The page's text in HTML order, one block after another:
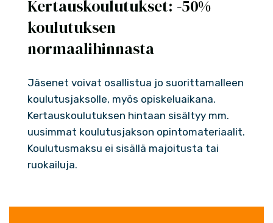
Kertauskoulutukset: -50%
koulutuksen
normaalihinnasta
Jäsenet voivat osallistua jo suorittamalleen
koulutusjaksolle, myös opiskeluaikana.
Kertauskoulutuksen hintaan sisältyy mm.
uusimmat koulutusjakson opintomateriaalit.
Koulutusmaksu ei sisällä majoitusta tai
ruokailuja.